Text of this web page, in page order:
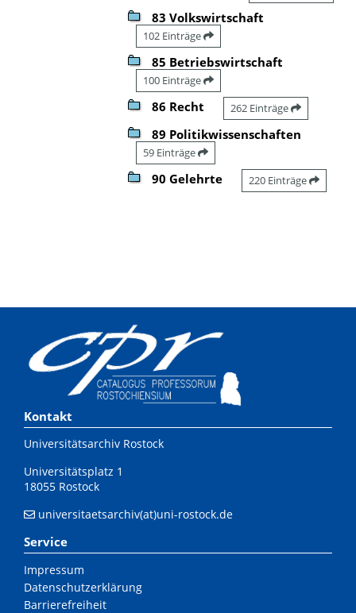
83 Volkswirtschaft
102 Einträge
85 Betriebswirtschaft
100 Einträge
86 Recht 262 Einträge
89 Politikwissenschaften
59 Einträge
90 Gelehrte 220 Einträge
Kontakt
Universitätsarchiv Rostock
Universitätsplatz 1
18055 Rostock
universitaetsarchiv(at)uni-rostock.de
Service
Impressum
Datenschutzerklärung
Barrierefreiheit